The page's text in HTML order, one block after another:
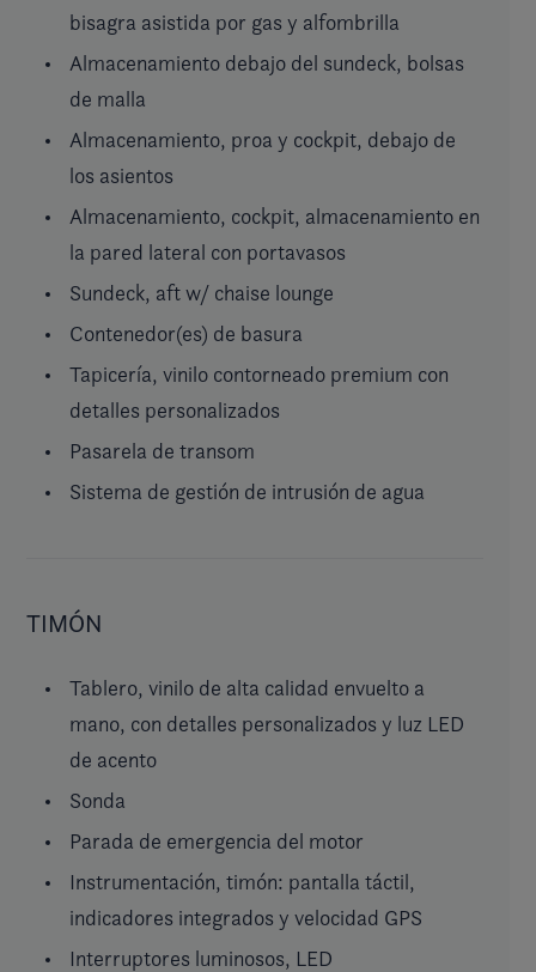
bisagra asistida por gas y alfombrilla
Almacenamiento debajo del sundeck, bolsas
de malla
Almacenamiento, proa y cockpit, debajo de
los asientos
Almacenamiento, cockpit, almacenamiento en
la pared lateral con portavasos
Sundeck, aft w/ chaise lounge
Contenedor(es) de basura
Tapicería, vinilo contorneado premium con
detalles personalizados
Pasarela de transom
Sistema de gestión de intrusión de agua
TIMÓN
Tablero, vinilo de alta calidad envuelto a
mano, con detalles personalizados y luz LED
de acento
Sonda
Parada de emergencia del motor
Instrumentación, timón: pantalla táctil,
indicadores integrados y velocidad GPS
Interruptores luminosos, LED